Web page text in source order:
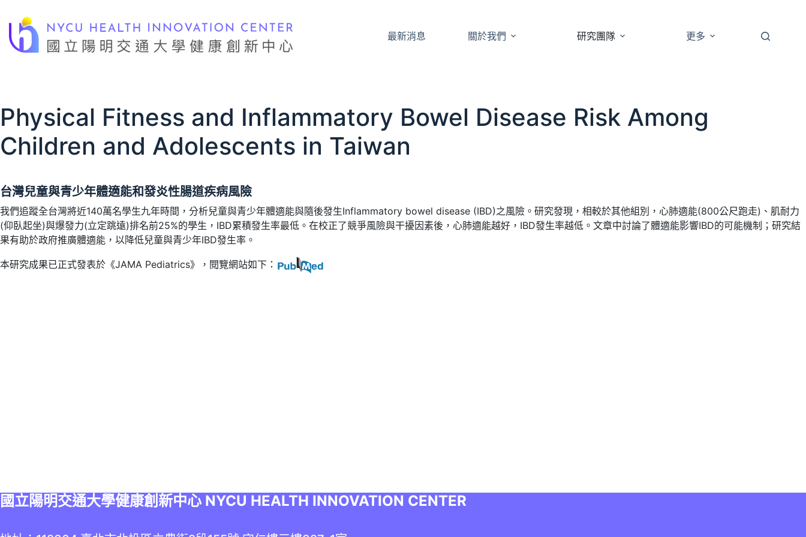
至
主
最新消息 關於我們 研究團隊 更多
Physical Fitness and Inflammatory Bowel Disease Risk Among
Children and Adolescents in Taiwan
台灣兒童與青少年體適能和發炎性腸道疾病風險
我們追蹤全台灣將近140萬名學生九年時間，分析兒童與青少年體適能與隨後發生Inflammatory bowel disease (IBD)之風險。研究發現，相較於其他組別，心肺適能(800公尺跑走)、肌耐力
(仰臥起坐)與爆發力(立定跳遠)排名前25%的學生，IBD累積發生率最低。在校正了競爭風險與干擾因素後，心肺適能越好，IBD發生率越低。文章中討論了體適能影響IBD的可能機制；研究結
果有助於政府推廣體適能，以降低兒童與青少年IBD發生率。
本研究成果已正式發表於《JAMA Pediatrics》，閱覽網站如下：
國立陽明交通大學健康創新中心 NYCU HEALTH INNOVATION CENTER